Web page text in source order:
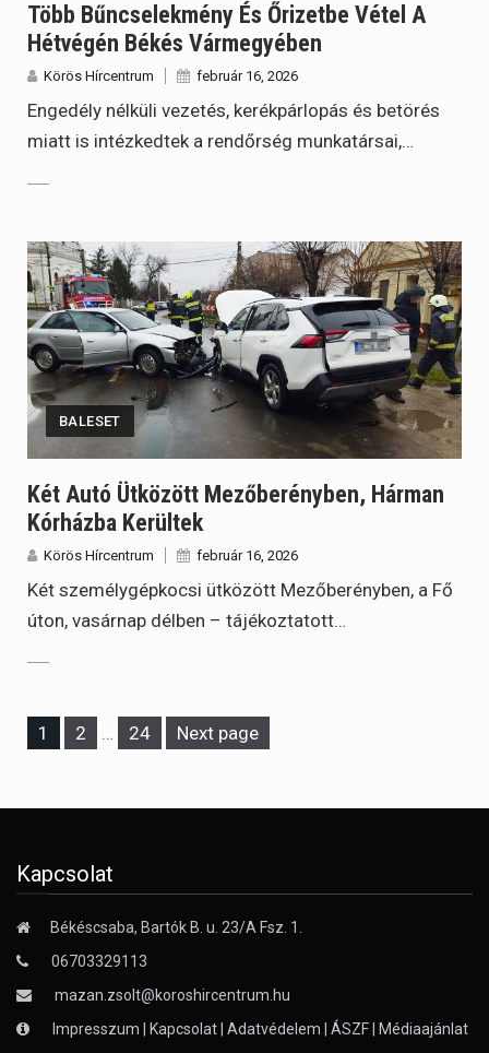
Több Bűncselekmény És Őrizetbe Vétel A
Hétvégén Békés Vármegyében
Körös Hírcentrum február 16, 2026
Engedély nélküli vezetés, kerékpárlopás és betörés
miatt is intézkedtek a rendőrség munkatársai,…
BALESET
Két Autó Ütközött Mezőberényben, Hárman
Kórházba Kerültek
Körös Hírcentrum február 16, 2026
Két személygépkocsi ütközött Mezőberényben, a Fő
úton, vasárnap délben – tájékoztatott…
Page
1 Page
2 … Page
24 Next page
Kapcsolat
Békéscsaba, Bartók B. u. 23/A Fsz. 1.
06703329113
mazan.zsolt@koroshircentrum.hu
Impresszum
Kapcsolat Adatvédelem ÁSZF Médiaajánlat